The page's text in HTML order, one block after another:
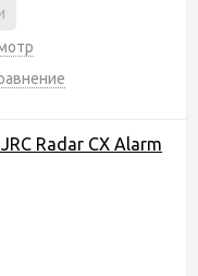
Radar CX Alarm